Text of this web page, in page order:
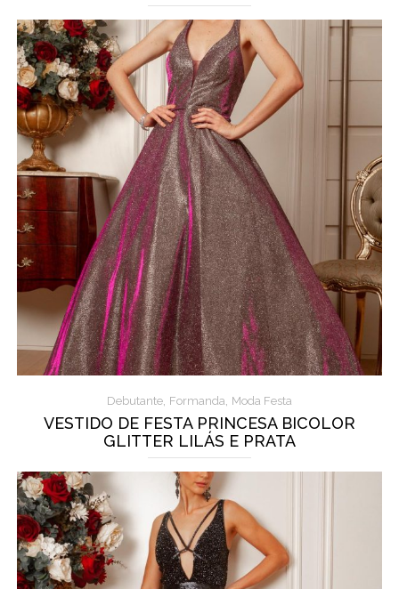
Debutante, Formanda, Moda Festa
VESTIDO DE FESTA PRINCESA BICOLOR
GLITTER LILÁS E PRATA